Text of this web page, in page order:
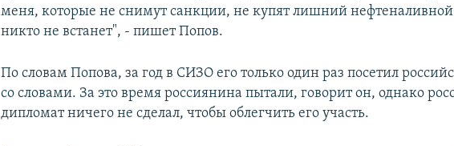
меня, которые не снимут санкции, не купят лишний нефтеналивной
никто не встанет", - пишет Попов.
По словам Попова, за год в СИЗО его только один раз посетил
со словами. За это время россиянина пытали, говорит он, однако
дипломат ничего не сделал, чтобы облегчить его участь.